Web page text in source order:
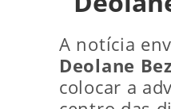
A notícia
Deolane
colocar a